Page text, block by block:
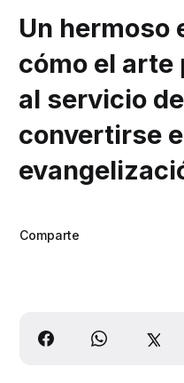
Un hermoso
cómo el arte
al servicio
convertirse
Comparte